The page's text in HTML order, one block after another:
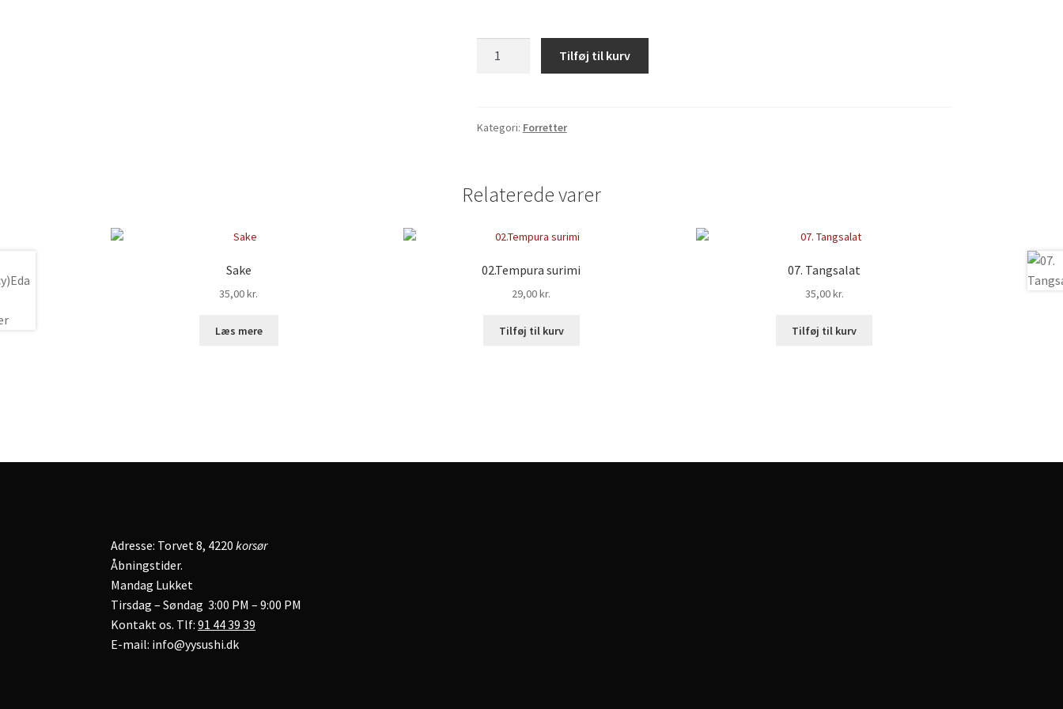
Tilføj til kurv
Kategori: Forretter
Relaterede varer
Sake
35,00kr.
Læs mere
02.Tempura surimi
29,00kr.
Tilføj til kurv
07. Tangsalat
35,00kr.
Tilføj til kurv
Adresse: Torvet 8, 4220korsør
Åbningstider.
Mandag Lukket
Tirsdag – Søndag 3:00 PM – 9:00 PM
Kontakt os. Tlf:91 44 39 39
E-mail: info@yysushi.dk